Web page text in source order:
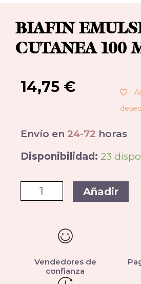
BIAFIN
CUTANEA 100
14,75 €
Envío en 24-72 horas
Disponibilidad: 23
Añadir
Vendedores de
confianza